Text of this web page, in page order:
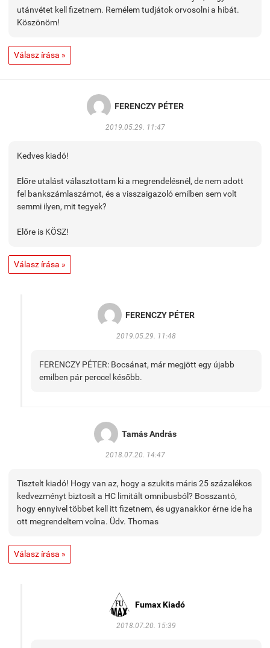
utánvétet kell fizetnem. Remélem tudjátok orvosolni a hibát.
Köszönöm!
Válasz írása »
FERENCZY PÉTER
2019.05.29. 11:47
Kedves kiadó!
Előre utalást választottam ki a megrendelésnél, de nem adott
fel bankszámlaszámot, és a visszaigazoló emilben sem volt
semmi ilyen, mit tegyek?
Előre is KÖSZ!
Válasz írása »
FERENCZY PÉTER
2019.05.29. 11:48
FERENCZY PÉTER: Bocsánat, már megjött egy újabb
emilben pár perccel később.
Tamás András
2018.07.20. 14:47
Tisztelt kiadó! Hogy van az, hogy a szukits máris 25 százalékos
kedvezményt biztosít a HC limitált omnibusból? Bosszantó,
hogy ennyivel többet kell itt fizetnem, és ugyanakkor érne ide ha
ott megrendeltem volna. Üdv. Thomas
Válasz írása »
Fumax Kiadó
2018.07.20. 15:39